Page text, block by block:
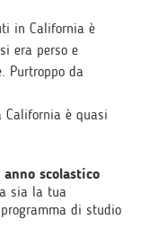
in California è
era perso e
Purtroppo da
California è quasi
anno scolastico
sia la tua
di studio